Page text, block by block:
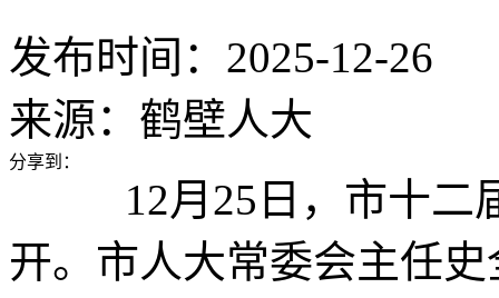
发布时间：2025-12-26
来源： 鹤壁人大
分享到：
12月25日，市十二
开。市人大常委会主任